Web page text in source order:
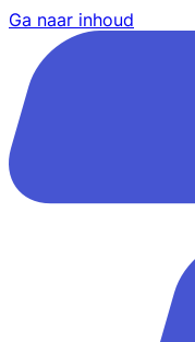
Ga naar inhoud